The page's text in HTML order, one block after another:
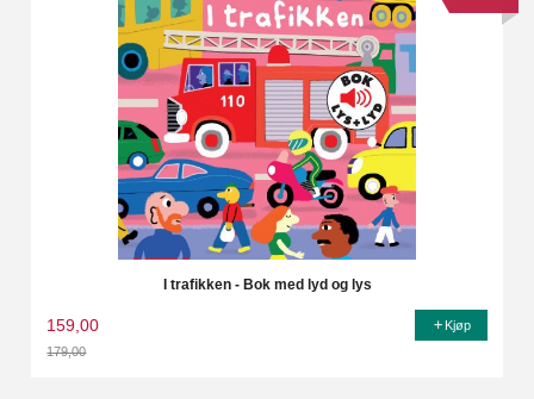
I trafikken - Bok med lyd og lys
159,00
179,00
Kjøp